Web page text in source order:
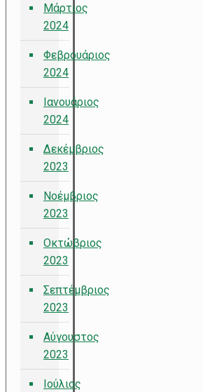
Μάρτιος
2024
Φεβρουάριος
2024
Ιανουάριος
2024
Δεκέμβριος
2023
Νοέμβριος
2023
Οκτώβριος
2023
Σεπτέμβριος
2023
Αύγουστος
2023
Ιούλιος